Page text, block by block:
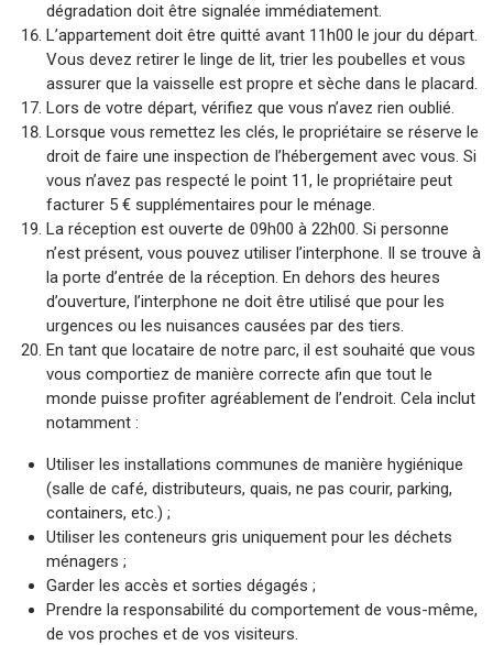
dégradation doit être signalée immédiatement.
L’appartement doit être quitté avant 11h00 le jour du départ.
Vous devez retirer le linge de lit, trier les poubelles et vous
assurer que la vaisselle est propre et sèche dans le placard.
Lors de votre départ, vérifiez que vous n’avez rien oublié.
Lorsque vous remettez les clés, le propriétaire se réserve le
droit de faire une inspection de l’hébergement avec vous. Si
vous n’avez pas respecté le point 11, le propriétaire peut
facturer 5 € supplémentaires pour le ménage.
La réception est ouverte de 09h00 à 22h00. Si personne
n’est présent, vous pouvez utiliser l’interphone. Il se trouve à
la porte d’entrée de la réception. En dehors des heures
d’ouverture, l’interphone ne doit être utilisé que pour les
urgences ou les nuisances causées par des tiers.
En tant que locataire de notre parc, il est souhaité que vous
vous comportiez de manière correcte afin que tout le
monde puisse profiter agréablement de l’endroit. Cela inclut
notamment :
Utiliser les installations communes de manière hygiénique
(salle de café, distributeurs, quais, ne pas courir, parking,
containers, etc.) ;
Utiliser les conteneurs gris uniquement pour les déchets
ménagers ;
Garder les accès et sorties dégagés ;
Prendre la responsabilité du comportement de vous-même,
de vos proches et de vos visiteurs.